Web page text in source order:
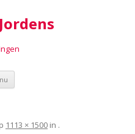
Spring
inhoud
1113 × 1500 in .